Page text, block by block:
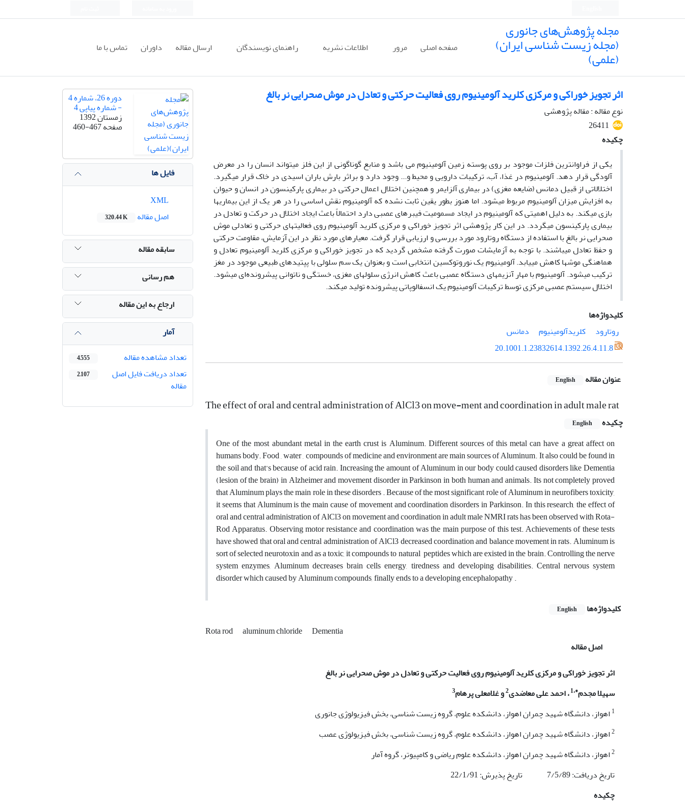
مجله پژوهش‌های جانوری
(مجله زیست شناسی ایران)
(علمی) صفحه اصلی مرور اطلاعات نشریه راهنمای نویسندگان ارسال مقاله داوران تماس با ما
اثر تجویز خوراکی و مرکزی کلرید آلومینیوم روی فعالیت حرکتی و تعادل در موش صحرایی نر بالغ
نوع مقاله : مقاله پژوهشی
26411
چکیده
یکی از فراوانترین فلزات موجود بر روی پوسته زمین آلومینیوم می باشد و منابع گوناگونی از این فلز می­تواند انسان را در معرض
آلودگی قرار دهد. آلومینیوم در غذا، آب، ترکیبات دارویی و محیط و... وجود دارد و براثر بارش باران اسیدی در خاک قرار می­گیرد.
اختلالاتی از قبیل دمانس (ضایعه مغزی) در بیماری آلزایمر و همچنین اختلال اعمال حرکتی در بیماری پارکینسون در انسان و حیوان
به افزایش میزان آلومینیوم مربوط می­شود. اما هنوز بطور یقین ثابت نشده که آلومینیوم نقش اساسی را در هر یک از این بیماریها
بازی می­کند. به دلیل اهمیتی که آلومینیوم در ایجاد مسمومیت فیبرهای عصبی دارد احتمالاً باعث ایجاد اختلال در حرکت و تعادل در
بیماری پارکینسون می­گردد. در این کار پژوهشی اثر تجویز خوراکی و مرکزی کلرید آلومینیوم روی فعالیت­های حرکتی و تعادلی موش
صحرایی نر بالغ با استفاده از دستگاه روتارود مورد بررسی و ارزیابی قرار گرفت. معیارهای مورد نظر در این آزمایش، مقاومت حرکتی
و حفظ تعادل می­باشند. با توجه به آزمایشات صورت گرفته مشخص گردید که در تجویز خوراکی و مرکزی کلرید آلومینیوم تعادل و
هماهنگی موشها کاهش می­یابد. آلومینیوم یک نوروتوکسین انتخابی است و بعنوان یک سم سلولی با پپتیدهای طبیعی موجود در مغز
ترکیب می­شود. آلومینیوم با مهار آنزیم­های دستگاه عصبی باعث کاهش انرژی سلولهای مغزی، خستگی و ناتوانی پیش­رونده‌ای می­شود.
اختلال سیستم عصبی مرکزی توسط ترکیبات آلومینیوم یک انسفالوپاتی پیشرونده تولید می­کند.
کلیدواژه‌ها
روتارود
کلریدآلومینیوم
دمانس
20.1001.1.23832614.1392.26.4.11.8
عنوان مقاله English
The effect of oral and central administration of AlCl3 on move-ment and coordination in adult male rat
چکیده English
One of the most abundant metal in the earth crust is Aluminum. Different sources of this metal can have a great affect on
humans body. Food , water , compounds of medicine and environment are main sources of Aluminum. It also could be found in
the soil and that’s because of acid rain. Increasing the amount of Aluminum in our body could caused disorders like Dementia
(lesion of the brain) in Alzheimer and movement disorder in Parkinson in both human and animals. Its not completely proved
that Aluminum plays the main role in these disorders . Because of the most significant role of Aluminum in neurofibers toxicity,
it seems that Aluminum is the main cause of movement and coordination disorders in Parkinson. In this research, the effect of
oral and central administration of AlCl3 on movement and coordination in adult male NMRI rats has been observed with Rota-
Rod Apparatus. Observing motor resistance and coordination was the main purpose of this test. Achievements of these tests
have showed that oral and central administration of AlCl3 decreased coordination and balance movement in rats. Aluminum is
sort of selected neurotoxin and as a toxic, it compounds to natural peptides which are existed in the brain. Controlling the nerve
system enzymes, Aluminum decreases brain cells energy, tiredness and developing disabilities. Central nervous system
disorder which caused by Aluminum compounds, finally ends to a developing encephalopathy .
کلیدواژه‌ها
English
Rota rod aluminum chloride
Dementia
اصل مقاله
اثر تجویز خوراکی و مرکزی کلرید آلومینیوم روی فعالیت حرکتی و تعادل در موش صحرایی نر بالغ
سهیلا مجدم*،1 ، احمد علی معاضدی2و غلامعلی پرهام3
1 اهواز، دانشگاه شهید چمران اهواز، دانشکده علوم، گروه زیست شناسی، بخش فیزیولوژی جانوری
2اهواز، دانشگاه شهید چمران اهواز، دانشکده علوم، گروه زیست شناسی، بخش فیزیولوژی عصب
2اهواز، دانشگاه شهید چمران اهواز، دانشکده علوم ریاضی و کامپیوتر، گروه آمار
تاریخ دریافت: 7/5/89 تاریخ پذیرش: 22/1/91
چکیده
دوره 26، شماره 4
- شماره پیاپی 4
زمستان 1392
صفحه460-467
فایل ها
اصل مقاله
320.44 K
سابقه مقاله
هم رسانی
ارجاع به این مقاله
آمار
تعداد مشاهده مقاله
4,555
تعداد دریافت فایل اصل
مقاله
2,107